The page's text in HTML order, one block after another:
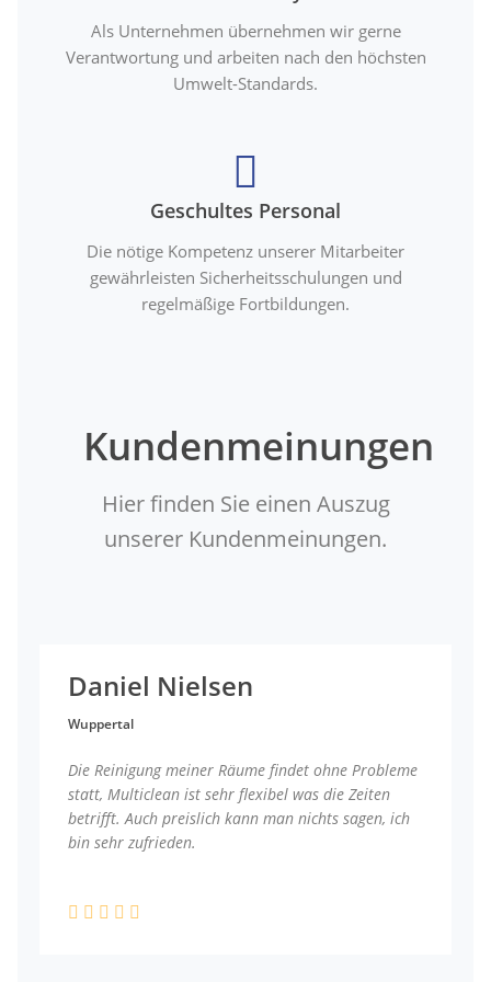
Als Unternehmen übernehmen wir gerne
Verantwortung und arbeiten nach den höchsten
Umwelt-Standards.
Geschultes Personal
Die nötige Kompetenz unserer Mitarbeiter
gewährleisten Sicherheitsschulungen und
regelmäßige Fortbildungen.
Kundenmeinungen
Hier finden Sie einen Auszug
unserer Kundenmeinungen.
Daniel Nielsen
Wuppertal
Die Reinigung meiner Räume findet ohne Probleme
statt, Multiclean ist sehr flexibel was die Zeiten
betrifft. Auch preislich kann man nichts sagen, ich
bin sehr zufrieden.